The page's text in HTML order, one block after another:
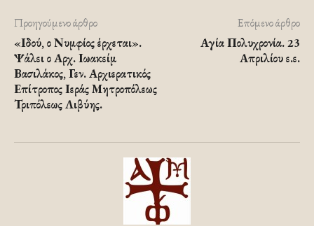
Προηγούμενο άρθρο
«Ιδού, ο Νυμφίος έρχεται».
Ψάλει ο Αρχ. Ιωακείμ
Βασιλάκος, Γεν. Αρχιερατικός
Επίτροπος Ιεράς Μητροπόλεως
Τριπόλεως Λιβύης.
Επόμενο άρθρο
Αγία Πολυχρονία. 23
Απριλίου ε.ε.